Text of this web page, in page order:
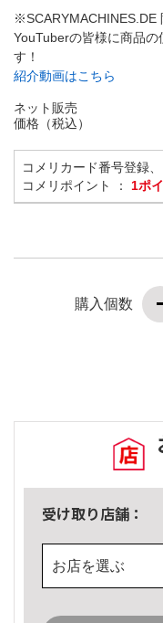
※SCARYMACHINES.DE
YouTuberの皆様に商品
す！
紹介動画はこちら
ネット販売
価格（税込）
コメリカード番号登録
コメリポイント ： 1ポ
購入個数
受け取り店舗：
お店を選ぶ